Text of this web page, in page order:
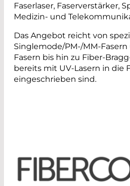
Faserlaser, Faserverstärker,
Medizin- und
Das Angebot reicht von
Singlemode/PM-/MM-
Fasern bis hin zu Fiber-
bereits mit UV-Lasern in die
eingeschrieben sind.